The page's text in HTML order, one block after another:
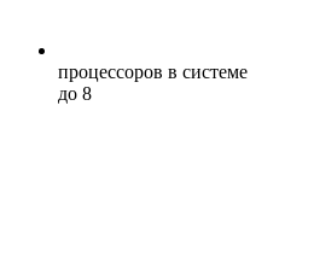
процессоров в системе
до 8